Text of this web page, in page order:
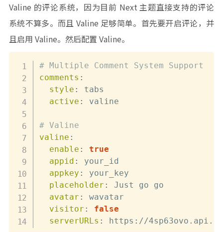
Valine 的评论系统，因为目前 Next 主题直接支持的评论
系统不算多。而且 Valine 足够简单。首先要开启评论，并
且启用 Valine。然后配置 Valine。
# Multiple Comment System Support
comments :
style :
tabs
active : valine
# Valine
valine :
enable :
true
appid :
your_id
appkey :
your_key
placeholder :
Just go go
avatar :
wavatar
visitor :
false
serverURLs : https : //